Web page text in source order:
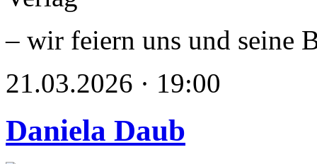
– wir feiern uns und seine
21.03.2026 · 19:00
Daniela Daub